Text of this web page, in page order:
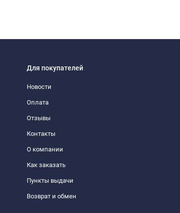
Для покупателей
Новости
Оплата
Отзывы
Контакты
О компании
Как заказать
Пункты выдачи
Возврат и обмен